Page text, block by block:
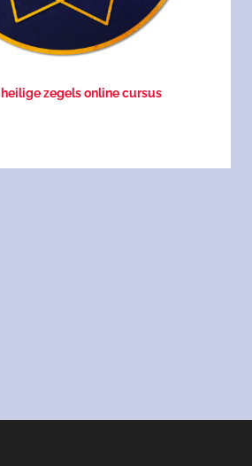
zegels online cursus